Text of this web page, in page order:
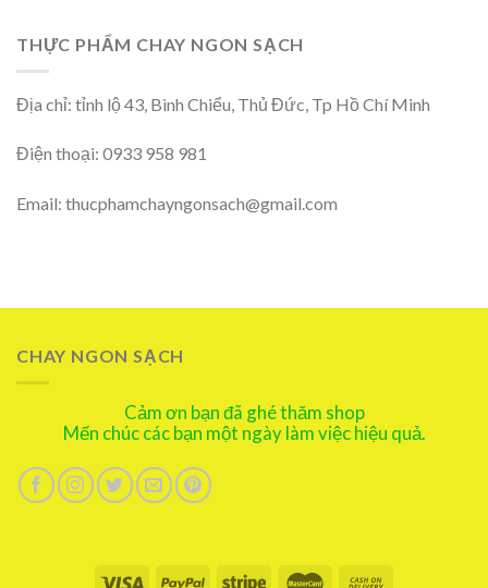
THỰC PHẨM CHAY NGON SẠCH
Địa chỉ: tỉnh lộ 43, Bình Chiểu, Thủ Đức, Tp Hồ Chí Minh
Điện thoại: 0933 958 981
Email: thucphamchayngonsach@gmail.com
CHAY NGON SẠCH
Cảm ơn bạn đã ghé thăm shop
Mến chúc các bạn một ngày làm việc hiệu quả.